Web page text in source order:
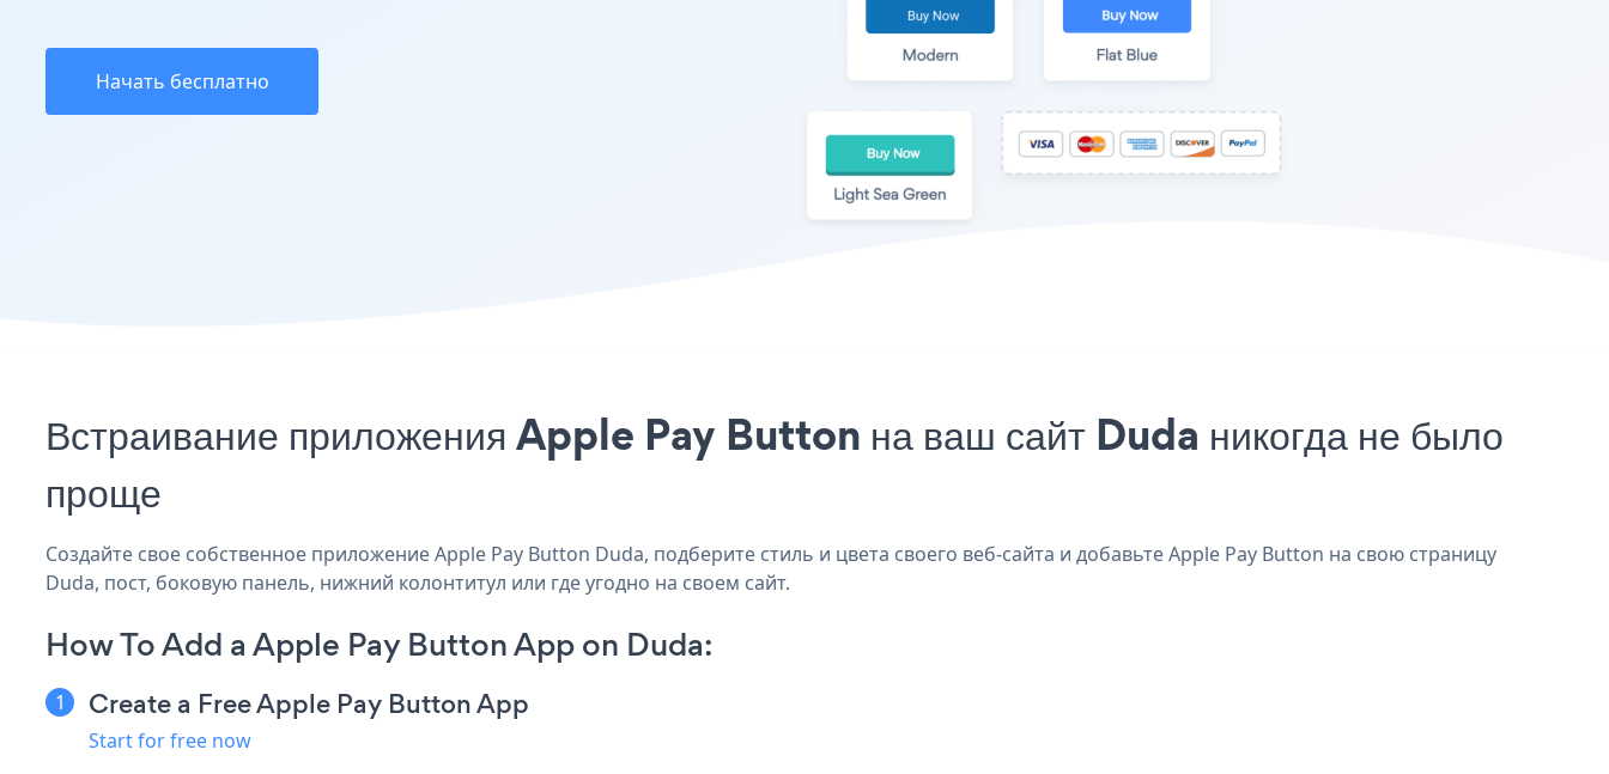
Начать бесплатно
Встраивание приложения Apple Pay Button на ваш сайт Duda никогда не было
проще
Создайте свое собственное приложение Apple Pay Button Duda, подберите стиль и цвета своего веб-сайта и добавьте Apple Pay Button на свою страницу
Duda, пост, боковую панель, нижний колонтитул или где угодно на своем сайт.
How To Add a Apple Pay Button App on Duda:
Create a Free Apple Pay Button App
Start for free now